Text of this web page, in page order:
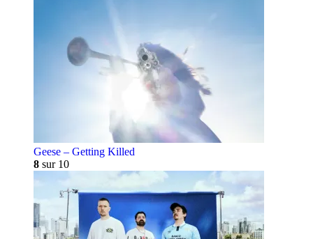
Geese – Getting Killed
8 sur 10